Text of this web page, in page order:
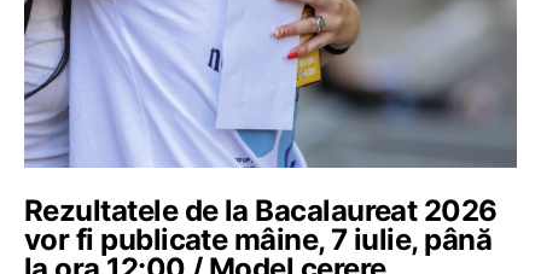
Rezultatele de la Bacalaureat 2026
vor fi publicate mâine, 7 iulie, până